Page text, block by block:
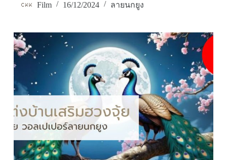
Film 16/12/2024 ลายนกยูง